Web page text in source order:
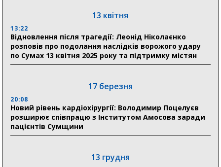
відзнаки «Почесного громадянина міста Суми»
30 липня
Сумська клінічна лікарня Святого Пантелеймона
здобула головну відзнаку в медичній сфері України
18:33
Олексій Романько долучився до обговорення Плану
стійкості Сумщини з Прем’єр-міністром
13 квітня
13:22
Відновлення після трагедії: Леонід Ніколаєнко
розповів про подолання наслідків ворожого удару
по Сумах 13 квітня 2025 року та підтримку містян
17 березня
20:08
Новий рівень кардіохірургії: Володимир Поцелуєв
розширює співпрацю з Інститутом Амосова заради
пацієнтів Сумщини
13 грудня